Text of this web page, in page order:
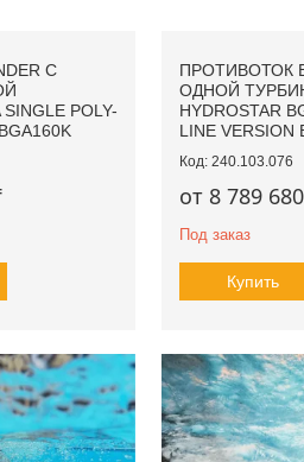
С
POLY-
ПРОТИВОТОК
ОДНОЙ
HYDROSTAR
LINE VERSION
240.103.076
от 8 789
Под заказ
Купить